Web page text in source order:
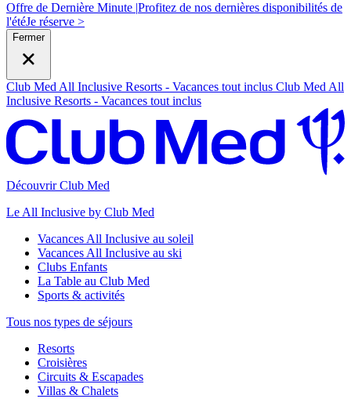
Offre de Dernière Minute |Profitez de nos dernières disponibilités de
l'étéJe réserve >
Fermer
Club Med All Inclusive Resorts - Vacances tout inclus Club Med All
Inclusive Resorts - Vacances tout inclus
Découvrir Club Med
Le All Inclusive by Club Med
Vacances All Inclusive au soleil
Vacances All Inclusive au ski
Clubs Enfants
La Table au Club Med
Sports & activités
Tous nos types de séjours
Resorts
Croisières
Circuits & Escapades
Villas & Chalets